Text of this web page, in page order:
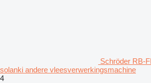
Schröder RB-
solanki andere vleesverwerkingsmachine
4